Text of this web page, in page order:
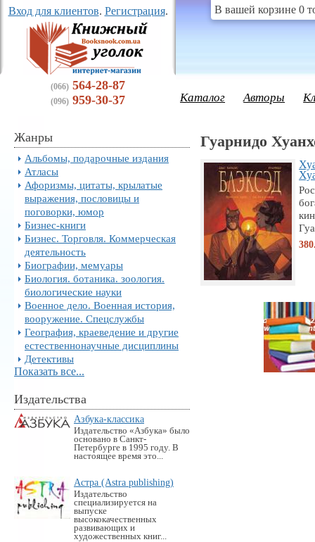
Вход для клиентов. Регистрация.
(066) 564-28-87
(096) 959-30-37
В вашей корзине 0
Каталог Авторы
Жанры
Альбомы, подарочные издания
Атласы
Афоризмы, цитаты, крылатые
выражения, пословицы и
поговорки, юмор
Бизнес-книги
Бизнес. Торговля. Коммерческая
деятельность
Биографии, мемуары
Биология. ботаника. зоология.
биологические науки
Военное дело. Военная история,
вооружение. Спецслужбы
География, краеведение и другие
естественнонаучные дисциплины
Детективы
Показать все...
Издательства
Азбука-классика
Издательство «Азбука» было
основано в Санкт-
Петербурге в 1995 году. В
настоящее время это...
Астра (Astra publishing)
Издательство
специализируется на
выпуске
высококачественных
развивающих и
художественных книг...
Гуарнидо